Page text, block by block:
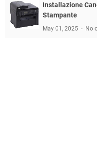
Installazione
Stampante
May 01, 2025 No